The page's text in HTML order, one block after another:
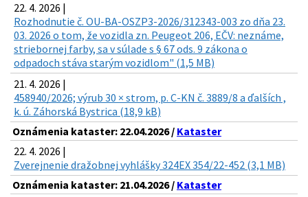
22. 4. 2026 |
Rozhodnutie č. OU-BA-OSZP3-2026/312343-003 zo dňa 23.
03. 2026 o tom, že vozidla zn. Peugeot 206, EČV: neznáme,
striebornej farby, sa v súlade s § 67 ods. 9 zákona o
odpadoch stáva starým vozidlom" (1,5 MB)
21. 4. 2026 |
458940/2026; výrub 30 × strom, p. C-KN č. 3889/8 a ďalších ,
k. ú. Záhorská Bystrica (18,9 kB)
Oznámenia kataster: 22.04.2026 / Kataster
22. 4. 2026 |
Zverejnenie dražobnej vyhlášky 324EX 354/22-452 (3,1 MB)
Oznámenia kataster: 21.04.2026 / Kataster